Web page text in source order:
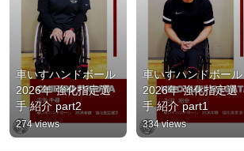
車いすハンドボール
2026年 強化指定選
手 紹介 part2
274 views
車いすハンドボール
2026年 強化指定選
手 紹介 part1
334 views